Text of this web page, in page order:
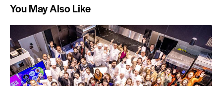
You May Also Like